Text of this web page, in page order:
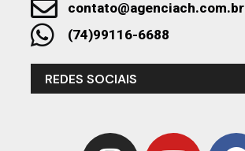
contato@agenciach.com.br
(74)99116-6688
REDES SOCIAIS